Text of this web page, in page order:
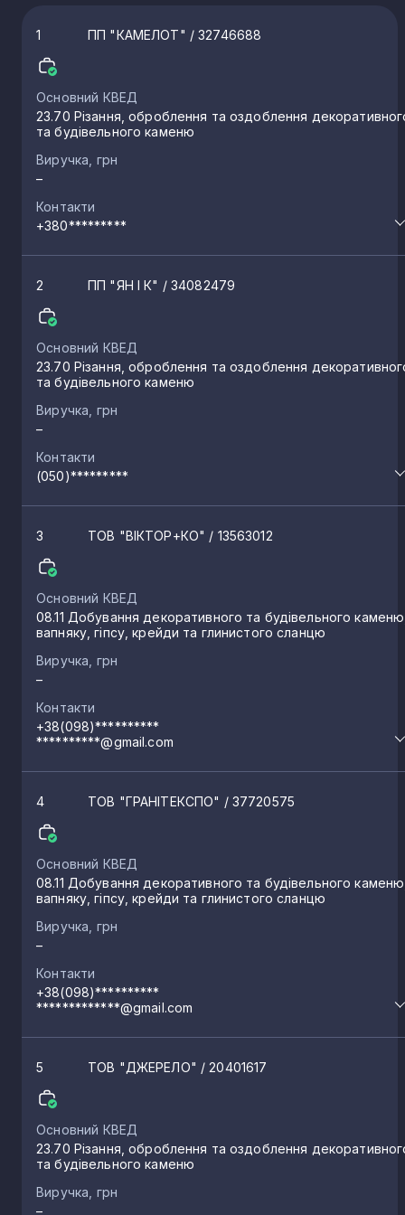
1 ПП "КАМЕЛОТ" / 32746688
Основний КВЕД
23.70 Різання, оброблення та оздоблення
та будівельного каменю
Виручка, грн
–
Контакти
+380*********
2 ПП "ЯН І К" / 34082479
Основний КВЕД
23.70 Різання, оброблення та оздоблення
та будівельного каменю
Виручка, грн
–
Контакти
(050)*********
3 ТОВ "ВІКТОР+КО" / 13563012
Основний КВЕД
08.11 Добування декоративного та будівельного
вапняку, гіпсу, крейди та глинистого сланцю
Виручка, грн
–
Контакти
+38(098)**********
**********@gmail.com
4 ТОВ "ГРАНІТЕКСПО" / 37720575
Основний КВЕД
08.11 Добування декоративного та будівельного
вапняку, гіпсу, крейди та глинистого сланцю
Виручка, грн
–
Контакти
+38(098)**********
*************@gmail.com
5 ТОВ "ДЖЕРЕЛО" / 20401617
Основний КВЕД
23.70 Різання, оброблення та оздоблення
та будівельного каменю
Виручка, грн
–